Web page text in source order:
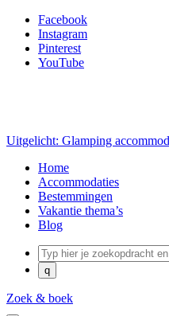
Facebook
Instagram
Pinterest
YouTube
Uitgelicht: Glamping
Home
Accommodaties
Bestemmingen
Vakantie thema’s
Blog
Zoek & boek